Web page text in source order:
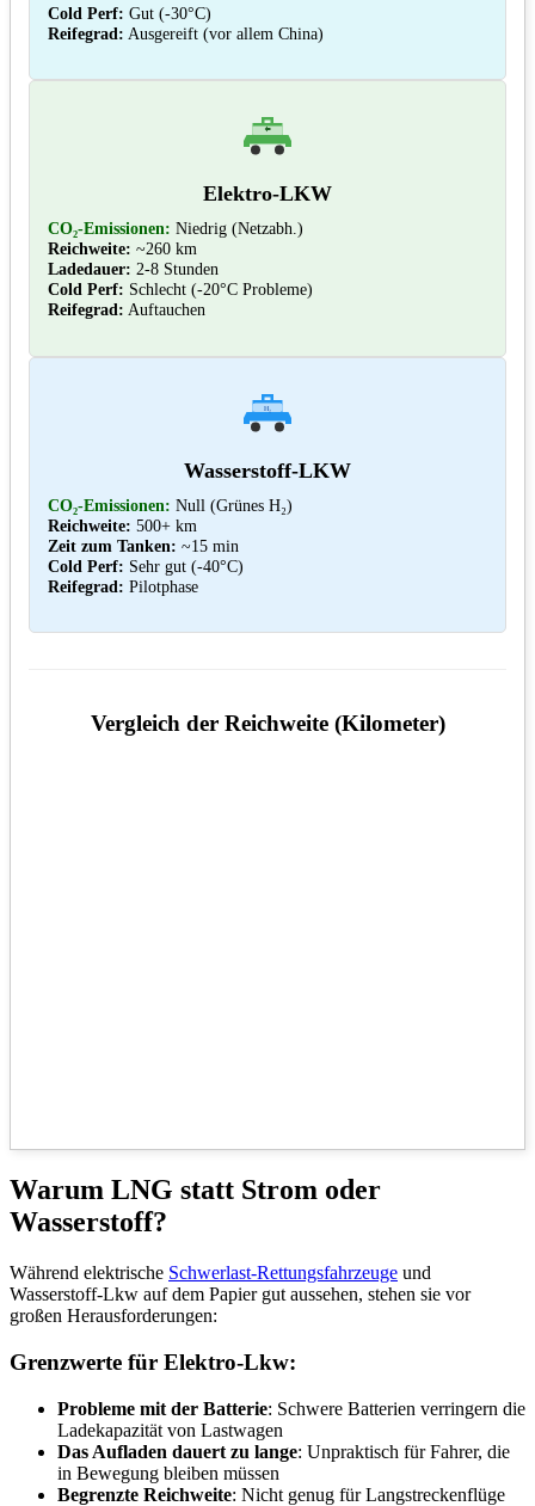
Cold Perf: Gut (-30°C)
Reifegrad: Ausgereift (vor allem China)
Elektro-LKW
CO₂-Emissionen: Niedrig (Netzabh.)
Reichweite: ~260 km
Ladedauer: 2-8 Stunden
Cold Perf: Schlecht (-20°C Probleme)
Reifegrad: Auftauchen
H₂
Wasserstoff-LKW
CO₂-Emissionen: Null (Grünes H₂)
Reichweite: 500+ km
Zeit zum Tanken: ~15 min
Cold Perf: Sehr gut (-40°C)
Reifegrad: Pilotphase
Vergleich der Reichweite (Kilometer)
Warum LNG statt Strom oder
Wasserstoff?
Während elektrische Schwerlast-Rettungsfahrzeuge und
Wasserstoff-Lkw auf dem Papier gut aussehen, stehen sie vor
großen Herausforderungen:
Grenzwerte für Elektro-Lkw:
Probleme mit der Batterie: Schwere Batterien verringern die
Ladekapazität von Lastwagen
Das Aufladen dauert zu lange: Unpraktisch für Fahrer, die
in Bewegung bleiben müssen
Begrenzte Reichweite: Nicht genug für Langstreckenflüge